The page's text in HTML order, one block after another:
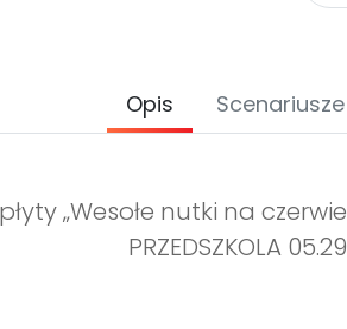
Opis
„Wesołe nutki na
PRZEDSZKOLA